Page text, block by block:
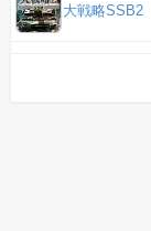
大戦略SSB2